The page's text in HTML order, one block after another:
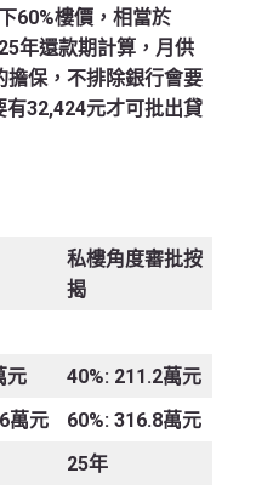
60%樓價，相當於
年還款期計算，月供
擔保，不排除銀行會要
32,424元才可批出貸
私樓角度審批按
揭
元
40%: 211.2萬元
萬元
60%: 316.8萬元
25年